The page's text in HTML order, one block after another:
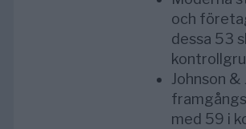
och
dessa 53
Johnson
med 59 i